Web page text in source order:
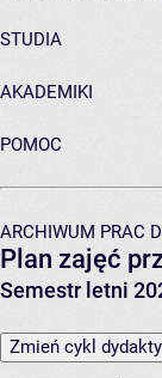
STUDIA
AKADEMIKI
POMOC
ARCHIWUM PRAC
Plan zajęć
Semestr letni
Zmień cykl